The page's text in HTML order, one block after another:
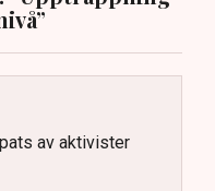
av aktivister